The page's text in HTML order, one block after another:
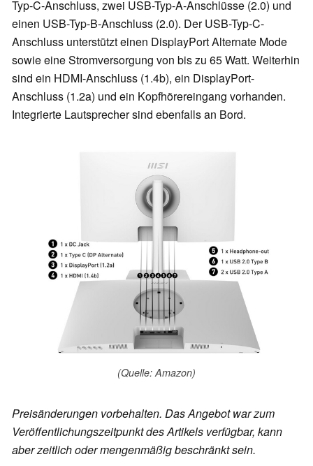
Typ-C-Anschluss, zwei USB-Typ-A-Anschlüsse (2.0) und
einen USB-Typ-B-Anschluss (2.0). Der USB-Typ-C-
Anschluss unterstützt einen DisplayPort Alternate Mode
sowie eine Stromversorgung von bis zu 65 Watt. Weiterhin
sind ein HDMI-Anschluss (1.4b), ein DisplayPort-
Anschluss (1.2a) und ein Kopfhörereingang vorhanden.
Integrierte Lautsprecher sind ebenfalls an Bord.
(Quelle: Amazon)
Preisänderungen vorbehalten. Das Angebot war zum
Veröffentlichungszeitpunkt des Artikels verfügbar, kann
aber zeitlich oder mengenmäßig beschränkt sein.